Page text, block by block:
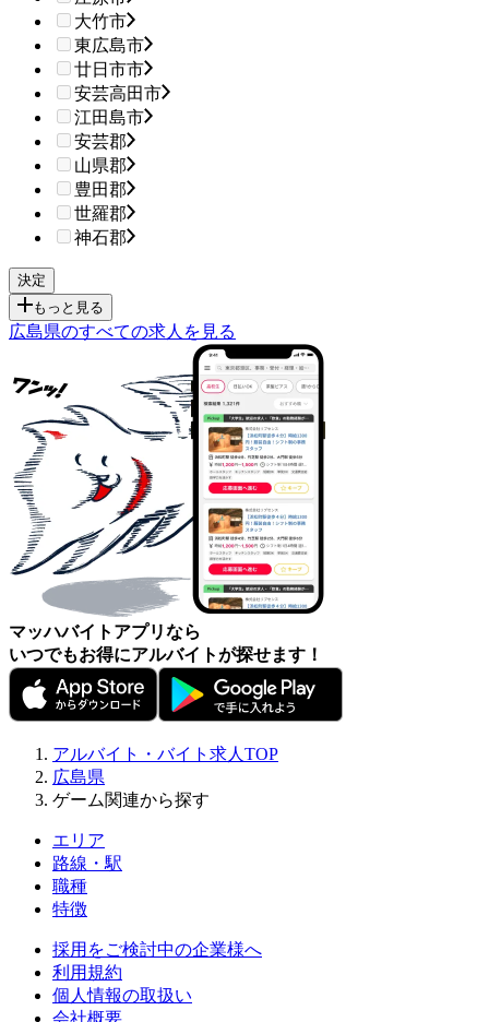
大竹市
東広島市
廿日市市
安芸高田市
江田島市
安芸郡
山県郡
豊田郡
世羅郡
神石郡
もっと見る
広島県のすべての求人を見る
マッハバイトアプリなら
いつでもお得にアルバイトが探せます！
アルバイト・バイト求人TOP
広島県
ゲーム関連から探す
エリア
路線・駅
職種
特徴
採用をご検討中の企業様へ
利用規約
個人情報の取扱い